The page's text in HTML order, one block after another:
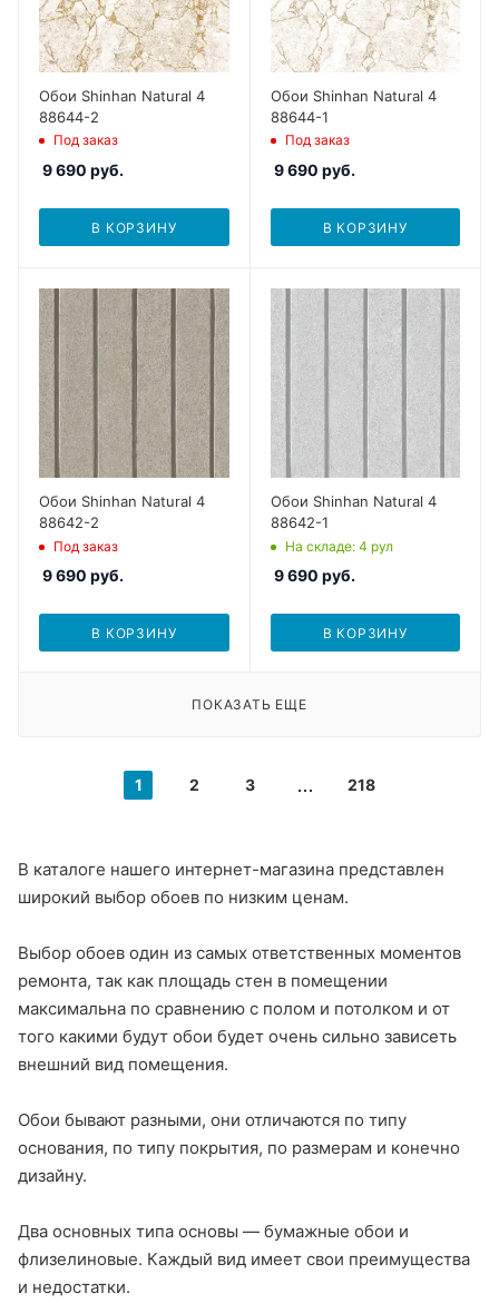
Обои Shinhan Natural 4
88644-2
Под заказ
9 690 руб.
В КОРЗИНУ
Обои Shinhan Natural 4
88644-1
Под заказ
9 690 руб.
В КОРЗИНУ
Обои Shinhan Natural 4
88642-2
Под заказ
9 690 руб.
В КОРЗИНУ
Обои Shinhan Natural 4
88642-1
На складе: 4 рул
9 690 руб.
В КОРЗИНУ
ПОКАЗАТЬ ЕЩЕ
1 2 3 218
В каталоге нашего интернет-магазина представлен
широкий выбор обоев по низким ценам.
Выбор обоев один из самых ответственных моментов
ремонта, так как площадь стен в помещении
максимальна по сравнению с полом и потолком и от
того какими будут обои будет очень сильно зависеть
внешний вид помещения.
Обои бывают разными, они отличаются по типу
основания, по типу покрытия, по размерам и конечно
дизайну.
Два основных типа основы — бумажные обои и
флизелиновые. Каждый вид имеет свои преимущества
и недостатки.